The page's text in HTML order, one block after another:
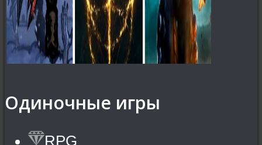
Одиночные игры
RPG